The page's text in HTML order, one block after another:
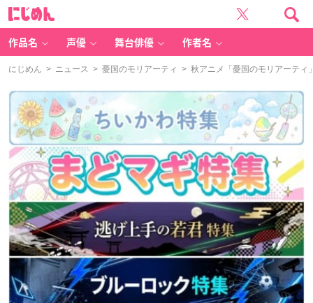
作品名 声優 舞台俳優 作者名
にじめん > ニュース > 憂国のモリアーティ > 秋アニメ「憂国のモリアーティ